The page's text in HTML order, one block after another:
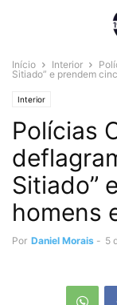
Início Interior
Sitiado” e prendem
Interior
Polícias
Sitiado”
homens
Por Daniel Morais - 5